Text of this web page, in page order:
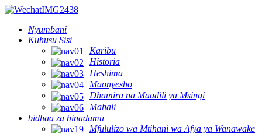
Nyumbani
Kuhusu Sisi
Karibu
Historia
Heshima
Maonyesho
Dhamira na Maadili ya Msingi
Mahali
bidhaa za binadamu
Mfululizo wa Mtihani wa Afya ya Wanawake